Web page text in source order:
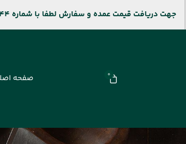
جهت دریافت قیمت عمده و سفارش لطفا با شماره 09356425544 و جهت پیگیری سفارشات سایت باشماره 09106909677 تماس بگیرید.
0 صفحه